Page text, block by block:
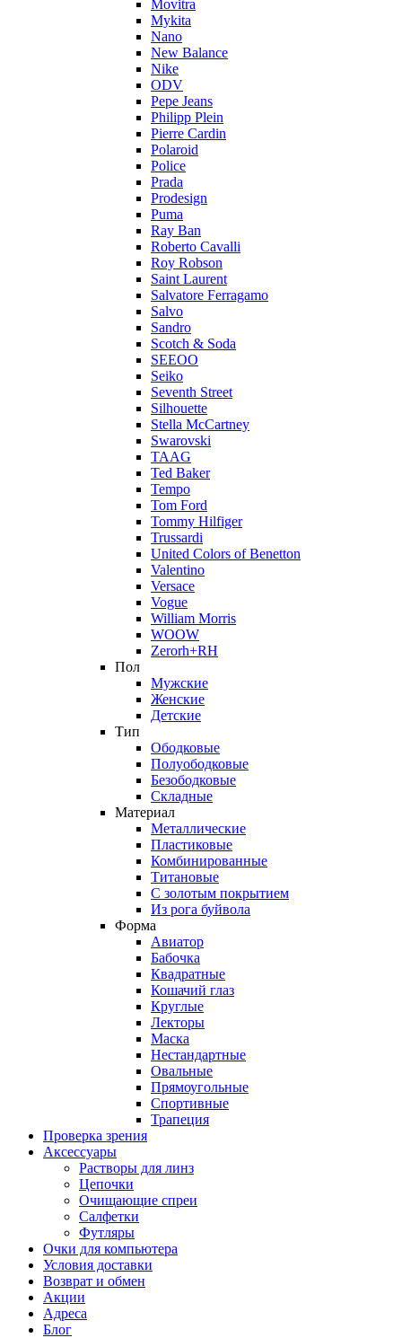
Movitra
Mykita
Nano
New Balance
Nike
ODV
Pepe Jeans
Philipp Plein
Pierre Cardin
Polaroid
Police
Prada
Prodesign
Puma
Ray Ban
Roberto Cavalli
Roy Robson
Saint Laurent
Salvatore Ferragamo
Salvo
Sandro
Scotch & Soda
SEEOO
Seiko
Seventh Street
Silhouette
Stella McCartney
Swarovski
TAAG
Ted Baker
Tempo
Tom Ford
Tommy Hilfiger
Trussardi
United Colors of Benetton
Valentino
Versace
Vogue
William Morris
WOOW
Zerorh+RH
Пол
Мужские
Женские
Детские
Тип
Ободковые
Полуободковые
Безободковые
Складные
Материал
Металлические
Пластиковые
Комбинированные
Титановые
С золотым покрытием
Из рога буйвола
Форма
Авиатор
Бабочка
Квадратные
Кошачий глаз
Круглые
Лекторы
Маска
Нестандартные
Овальные
Прямоугольные
Спортивные
Трапеция
Проверка зрения
Аксессуары
Растворы для линз
Цепочки
Очищающие спреи
Салфетки
Футляры
Очки для компьютера
Условия доставки
Возврат и обмен
Акции
Адреса
Блог